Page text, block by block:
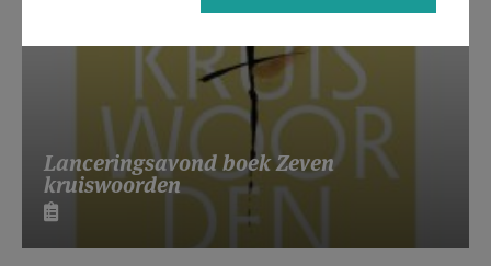
Lanceringsavond boek Zeven
kruiswoorden